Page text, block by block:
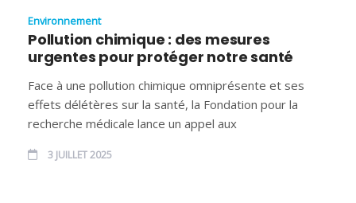
Environnement
Pollution chimique : des mesures
urgentes pour protéger notre santé
Face à une pollution chimique omniprésente et ses
effets délétères sur la santé, la Fondation pour la
recherche médicale lance un appel aux
3 JUILLET 2025